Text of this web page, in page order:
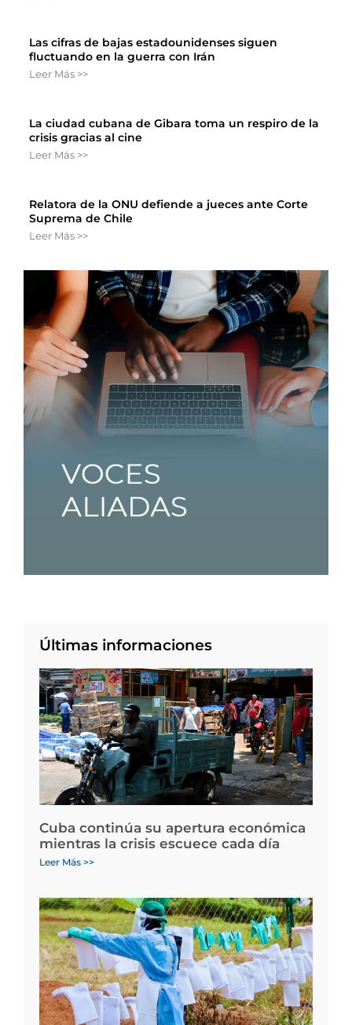
Las cifras de bajas estadounidenses siguen
fluctuando en la guerra con Irán
Leer Más >>
La ciudad cubana de Gibara toma un respiro de la
crisis gracias al cine
Leer Más >>
Relatora de la ONU defiende a jueces ante Corte
Suprema de Chile
Leer Más >>
Últimas informaciones
Cuba continúa su apertura económica
mientras la crisis escuece cada día
Leer Más >>